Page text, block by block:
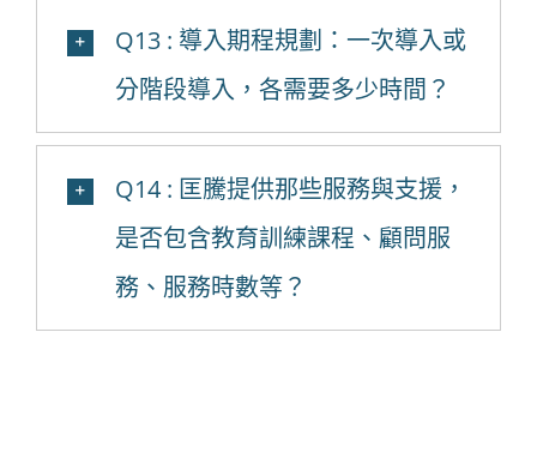
Q13 : 導入期程規劃：一次導入或
分階段導入，各需要多少時間？
Q14 : 匡騰提供那些服務與支援，
是否包含教育訓練課程、顧問服
務、服務時數等？